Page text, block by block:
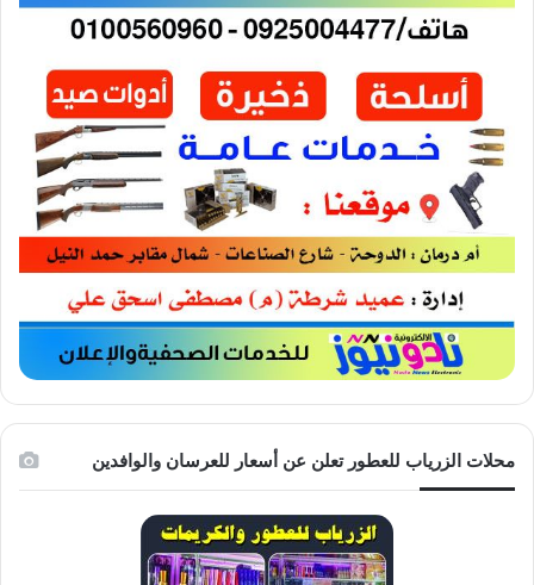
محلات الزرياب للعطور تعلن عن أسعار للعرسان والوافدين